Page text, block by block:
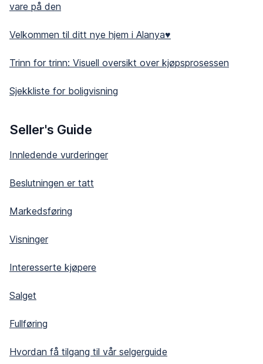
vare på den
Velkommen til ditt nye hjem i Alanya♥️
Trinn for trinn: Visuell oversikt over kjøpsprosessen
Sjekkliste for boligvisning
Seller's Guide
Innledende vurderinger
Beslutningen er tatt
Markedsføring
Visninger
Interesserte kjøpere
Salget
Fullføring
Hvordan få tilgang til vår selgerguide